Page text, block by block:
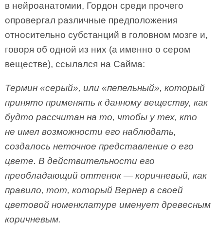
в нейроанатомии, Гордон среди прочего
опровергал различные предположения
относительно субстанций в головном мозге и,
говоря об одной из них (а именно о сером
веществе), ссылался на Сайма:
Термин «серый», или «пепельный», который
принято применять к данному веществу, как
будто рассчитан на то, чтобы у тех, кто
не имел возможности его наблюдать,
создалось неточное представление о его
цвете. В действительности его
преобладающий оттенок — коричневый, как
правило, тот, который Вернер в своей
цветовой номенклатуре именует древесным
коричневым.